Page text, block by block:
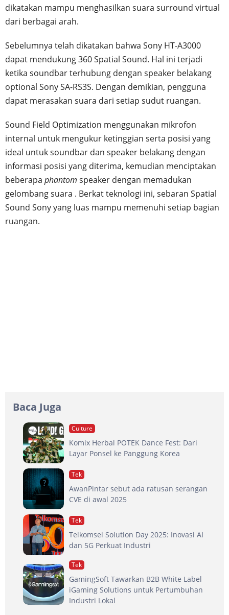
dikatakan mampu menghasilkan suara surround virtual
dari berbagai arah.
Sebelumnya telah dikatakan bahwa Sony HT-A3000
dapat mendukung 360 Spatial Sound. Hal ini terjadi
ketika soundbar terhubung dengan speaker belakang
optional Sony SA-RS3S. Dengan demikian, pengguna
dapat merasakan suara dari setiap sudut ruangan.
Sound Field Optimization menggunakan mikrofon
internal untuk mengukur ketinggian serta posisi yang
ideal untuk soundbar dan speaker belakang dengan
informasi posisi yang diterima, kemudian menciptakan
beberapa phantom speaker dengan memadukan
gelombang suara . Berkat teknologi ini, sebaran Spatial
Sound Sony yang luas mampu memenuhi setiap bagian
ruangan.
Baca Juga
Culture
Komix Herbal POTEK Dance Fest: Dari
Layar Ponsel ke Panggung Korea
Tek
AwanPintar sebut ada ratusan serangan
CVE di awal 2025
Tek
Telkomsel Solution Day 2025: Inovasi AI
dan 5G Perkuat Industri
Tek
GamingSoft Tawarkan B2B White Label
iGaming Solutions untuk Pertumbuhan
Industri Lokal